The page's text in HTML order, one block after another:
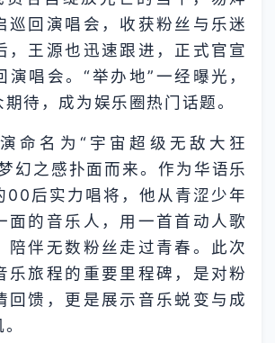
巡回演唱会，收获粉丝与乐迷
，王源也迅速跟进，正式官宣
演唱会。“举办地”一经曝光，
待，成为娱乐圈热门话题。
命名为“宇宙超级无敌大狂
幻之感扑面而来。作为华语乐
00后实力唱将，他从青涩少年
面的音乐人，用一首首动人歌
陪伴无数粉丝走过青春。此次
乐旅程的重要里程碑，是对粉
回馈，更是展示音乐蜕变与成